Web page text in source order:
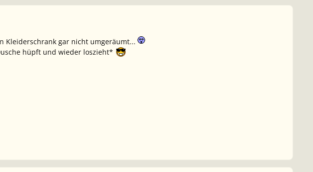
Kleiderschrank gar nicht umgeräumt...
hüpft und wieder loszieht*